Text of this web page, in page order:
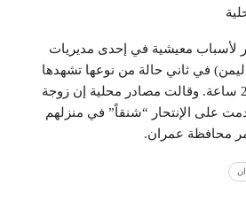
لأسباب معيشية في إحدى مديريات
في ثاني حالة من نوعها تشهدها
المحافظة خلال اقل من 24 ساعة. وقالت مصادر محلية إن زوجة
على الإنتحار “شنقاً” في منزلهم
محافظة عمران.